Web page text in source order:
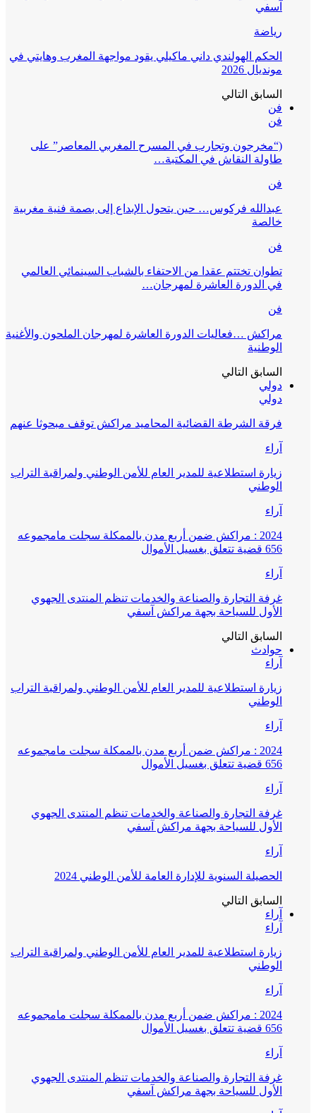
آسفي
رياضة
الحكم الهولندي داني ماكيلي يقود مواجهة المغرب وهايتي في
مونديال 2026
السابق التالي
فن
فن
(“مخرجون وتجارب في المسرح المغربي المعاصر” على
طاولة النقاش في المكتبة…
فن
عبدالله فركوس… حين يتحول الإبداع إلى بصمة فنية مغربية
خالصة
فن
تطوان تختتم عقدا من الاحتفاء بالشباب السينمائي العالمي
في الدورة العاشرة لمهرجان…
فن
مراكش …فعاليات الدورة العاشرة لمهرجان الملحون والأغنية
الوطنية
السابق التالي
دولي
دولي
فرقة الشرطة القضائية المحاميد مراكش توقف مبحوثا عنهم
آراء
زيارة استطلاعية للمدير العام للأمن الوطني ولمراقبة التراب
الوطني
آراء
2024 : مراكش ضمن أربع مدن بالممكلة سجلت مامجموعه
656 قضية تتعلق بغسيل الأموال
آراء
غرفة التجارة والصناعة والخدمات تنظم المنتدى الجهوي
الأول للسياحة بجهة مراكش آسفي
السابق التالي
حوادث
آراء
زيارة استطلاعية للمدير العام للأمن الوطني ولمراقبة التراب
الوطني
آراء
2024 : مراكش ضمن أربع مدن بالممكلة سجلت مامجموعه
656 قضية تتعلق بغسيل الأموال
آراء
غرفة التجارة والصناعة والخدمات تنظم المنتدى الجهوي
الأول للسياحة بجهة مراكش آسفي
آراء
الحصيلة السنوية للإدارة العامة للأمن الوطني 2024
السابق التالي
آراء
آراء
زيارة استطلاعية للمدير العام للأمن الوطني ولمراقبة التراب
الوطني
آراء
2024 : مراكش ضمن أربع مدن بالممكلة سجلت مامجموعه
656 قضية تتعلق بغسيل الأموال
آراء
غرفة التجارة والصناعة والخدمات تنظم المنتدى الجهوي
الأول للسياحة بجهة مراكش آسفي